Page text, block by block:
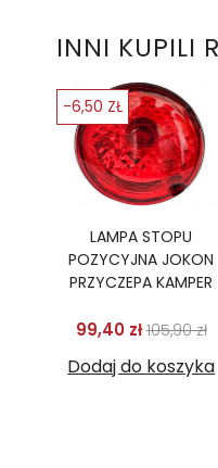
INNI KUPILI
LAMPA STOPU
POZYCYJNA JOKON
PRZYCZEPA KAMPER
99,40 złCena
105,90 zł
Dodaj do koszyka
-6,50 ZŁ